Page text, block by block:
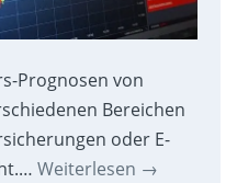
Prognosen von
Bereichen
oder E-
Weiterlesen →